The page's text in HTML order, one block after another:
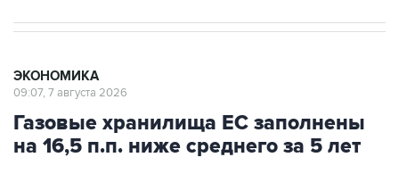
ЭКОНОМИКА
09:07, 7 августа 2026
Газовые хранилища ЕС заполнены
на 16,5 п.п. ниже среднего за 5 лет